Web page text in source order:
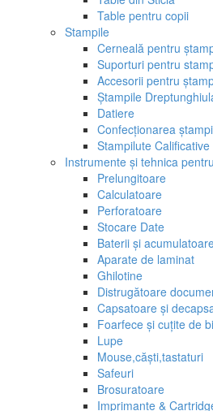
Table pentru copii
Stampile
Cerneală pentru
Suporturi pentru
Accesorii pentru
Ștampile
Datiere
Confecționarea
Stampilute Calificative
Instrumente și tehnica
Prelungitoare
Calculatoare
Perforatoare
Stocare Date
Baterii și
Aparate de laminat
Ghilotine
Distrugătoare
Capsatoare și
Foarfece și cuțite de
Lupe
Mouse,căști,tastaturi
Safeuri
Brosuratoare
Imprimante &